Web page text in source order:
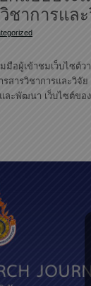
ชาการแล
อผู้เข้าชมเว็บไซต์
รสารวิชาการและวิ
ะพัฒนา เว็บไซต์ขอ